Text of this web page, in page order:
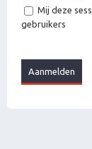
Mij deze
gebruikers